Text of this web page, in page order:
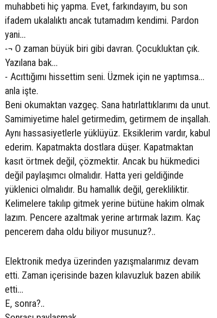
muhabbeti hiç yapma. Evet, farkındayım, bu son
ifadem ukalalıktı ancak tutamadım kendimi. Pardon
yani…
-¬ O zaman büyük biri gibi davran. Çocukluktan çık.
Yazılana bak…
- Acıttığımı hissettim seni. Üzmek için ne yaptımsa…
anla işte.
Beni okumaktan vazgeç. Sana hatırlattıklarımı da unut.
Samimiyetime halel getirmedim, getirmem de inşallah.
Aynı hassasiyetlerle yüklüyüz. Eksiklerim vardır, kabul
ederim. Kapatmakta dostlara düşer. Kapatmaktan
kasıt örtmek değil, çözmektir. Ancak bu hükmedici
değil paylaşımcı olmalıdır. Hatta yeri geldiğinde
yüklenici olmalıdır. Bu hamallık değil, gerekliliktir.
Kelimelere takılıp gitmek yerine bütüne hakim olmak
lazım. Pencere azaltmak yerine artırmak lazım. Kaç
pencerem daha oldu biliyor musunuz?..
Elektronik medya üzerinden yazışmalarımız devam
etti. Zaman içerisinde bazen kılavuzluk bazen abilik
etti…
E, sonra?..